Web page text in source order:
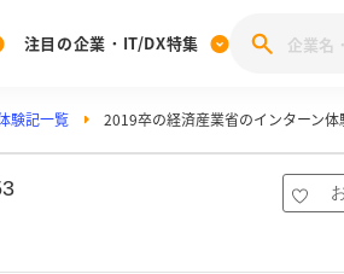
[27卒] 本選考体験記投稿キャンペーン
みんなのDX企業就職ブランド調査
注目の企業・IT/DX特集
験記一覧 2019卒の経済産業省のインターン体